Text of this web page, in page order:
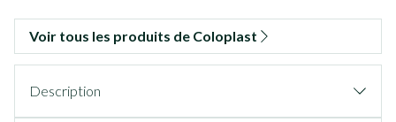
Voir tous les produits de Coloplast
Description